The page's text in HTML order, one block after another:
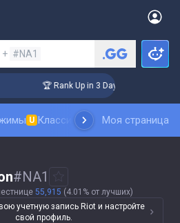
+ #NA1
🏆 Rank Up in 3 Days! Challenger
U Классика N Рейтинг скинов
Моя страница
#NA1
55,915 (4.01% от лучших)
учетную запись Riot и настройте
свой профиль.